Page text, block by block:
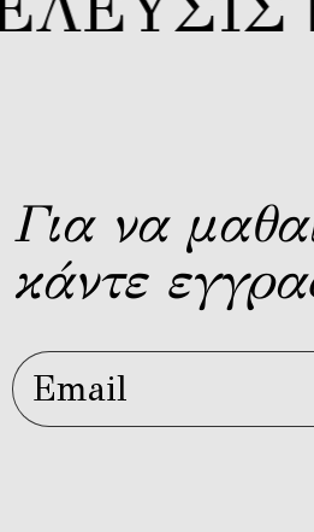
Για να
κάντε